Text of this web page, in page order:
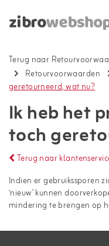
Terug naar
Retourvoorwaarden
geretourneerd, wat nu?
Ik heb het
toch
Terug naar
Indien er gebruikssporen
‘nieuw’ kunnen
mindering te brengen op